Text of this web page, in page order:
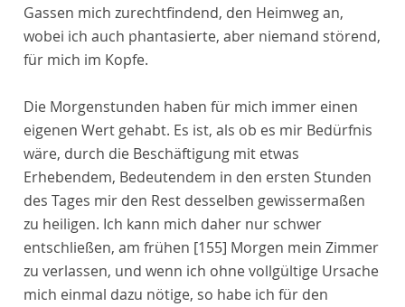
Gassen mich zurechtfindend, den Heimweg an,
wobei ich auch phantasierte, aber niemand störend,
für mich im Kopfe.
Die Morgenstunden haben für mich immer einen
eigenen Wert gehabt. Es ist, als ob es mir Bedürfnis
wäre, durch die Beschäftigung mit etwas
Erhebendem, Bedeutendem in den ersten Stunden
des Tages mir den Rest desselben gewissermaßen
zu heiligen. Ich kann mich daher nur schwer
entschließen, am frühen [155] Morgen mein Zimmer
zu verlassen, und wenn ich ohne vollgültige Ursache
mich einmal dazu nötige, so habe ich für den